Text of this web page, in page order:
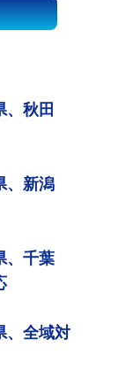
、秋田
、新潟
、千葉
、全域対